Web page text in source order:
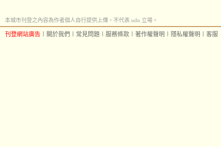
本城市刊登之內容為作者個人自行提供上傳，不代表 udn 立場。
刊登網站廣告 關於我們 常見問題 服務條款 著作權聲明 隱私權聲明 客服